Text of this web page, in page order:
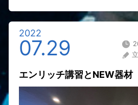
2022
07.29
エンリッチ講習とNEW器材